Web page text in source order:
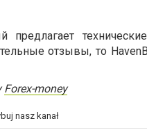
отзывы, то
Forex-money
nasz kanał